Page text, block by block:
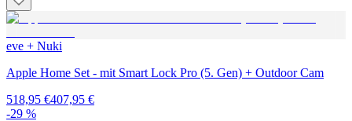
eve + Nuki
Apple Home Set - mit Smart Lock Pro (5. Gen) + Outdoor Cam
518,95 €407,95 €
-29 %